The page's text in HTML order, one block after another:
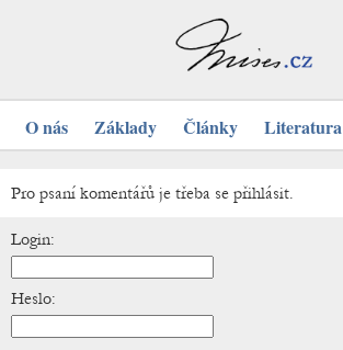
O nás Základy Články Literatura
Pro psaní komentářů je třeba se přihlásit.
Login:
Heslo: